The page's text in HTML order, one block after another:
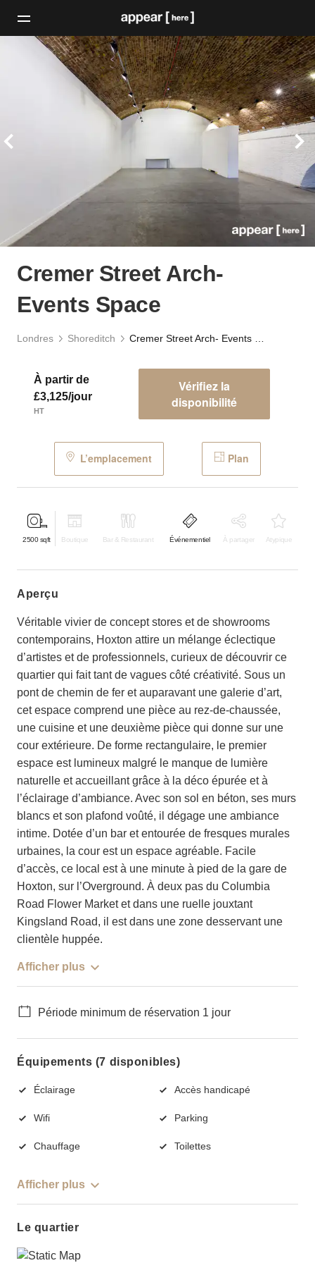
Cremer Street Arch-
Events Space
Londres Shoreditch
À partir de
£3,125/jour
HT
Vérifiez la
disponibilité
L’emplacement Plan
2500 sqft Boutique Bar & Restaurant Événementiel À partager Atypique
aperçu
Véritable vivier de concept stores et de showrooms
contemporains, Hoxton attire un mélange éclectique
d’artistes et de professionnels, curieux de découvrir ce
quartier qui fait tant de vagues côté créativité. Sous un
pont de chemin de fer et auparavant une galerie d’art,
cet espace comprend une pièce au rez-de-chaussée,
une cuisine et une deuxième pièce qui donne sur une
cour extérieure. De forme rectangulaire, le premier
espace est lumineux malgré le manque de lumière
naturelle et accueillant grâce à la déco épurée et à
l’éclairage d’ambiance. Avec son sol en béton, ses murs
blancs et son plafond voûté, il dégage une ambiance
intime. Dotée d’un bar et entourée de fresques murales
urbaines, la cour est un espace agréable. Facile
d’accès, ce local est à une minute à pied de la gare de
Hoxton, sur l’Overground. À deux pas du Columbia
Road Flower Market et dans une ruelle jouxtant
Kingsland Road, il est dans une zone desservant une
clientèle huppée.
Afficher plus
Période minimum de réservation 1 jour
Équipements (7 disponibles)
Éclairage Accès handicapé
Wifi Parking
Chauffage Toilettes
Afficher plus
Le quartier